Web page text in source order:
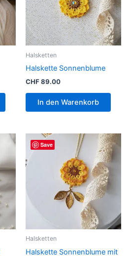
Halsketten
Halskette Sonnenblume
CHF89.00
In den Warenkorb
Save
Halsketten
Halskette Sonnenblume mit